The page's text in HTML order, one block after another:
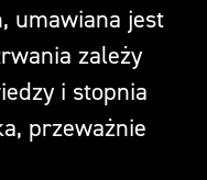
umawiana jest
zależy
i stopnia
przeważnie